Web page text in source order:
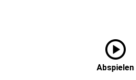
play_circle
Abspielen